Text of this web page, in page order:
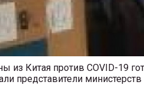
из Китая против COVID-19
представители